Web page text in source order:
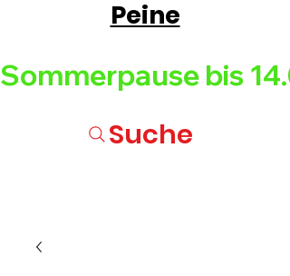
Sommerpause bis
Peine
Suche